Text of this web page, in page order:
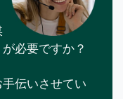
必要ですか？
伝いさせてい